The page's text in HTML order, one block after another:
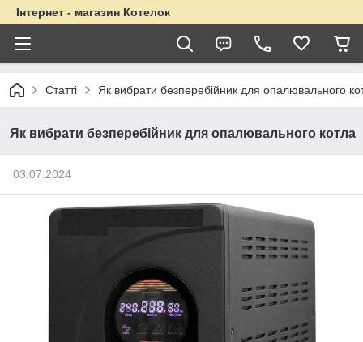
Інтернет - магазин Котелок
Статті Як вибрати безперебійник для опалювального
Як вибрати безперебійник для опалювального котла
03.07.2024